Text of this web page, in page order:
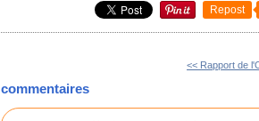
Repost
<< Rapport de
commentaires